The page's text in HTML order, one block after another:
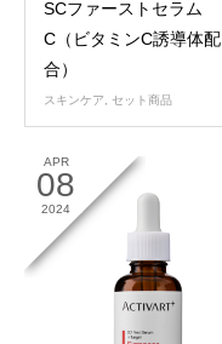
SCファーストセラム
C（ビタミンC誘導体配
合）
スキンケア セット商品
APR
08
2024